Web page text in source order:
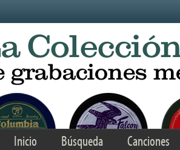
Inicio Búsqueda Canciones